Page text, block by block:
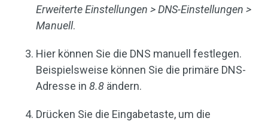
Erweiterte Einstellungen > DNS-Einstellungen >
Manuell.
Hier können Sie die DNS manuell festlegen.
Beispielsweise können Sie die primäre DNS-
Adresse in 8.8 ändern.
Drücken Sie die Eingabetaste, um die